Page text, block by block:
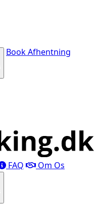
Book Afhentning
FAQ Om Os